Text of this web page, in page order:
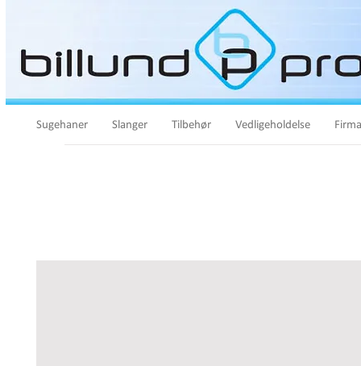
Sugehaner Slanger Tilbehør Vedligeholdelse